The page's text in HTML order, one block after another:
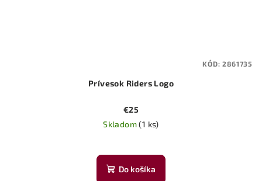
Prívesok Riders Logo
€25
Skladom(1 ks)
Do košíka
KÓD:2861735